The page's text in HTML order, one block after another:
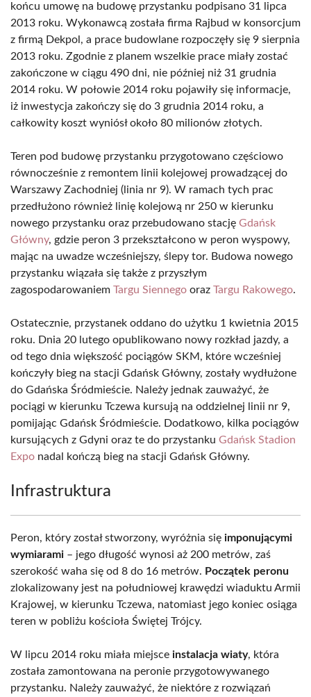
końcu umowę na budowę przystanku podpisano 31 lipca
2013 roku. Wykonawcą została firma Rajbud w konsorcjum
z firmą Dekpol, a prace budowlane rozpoczęły się 9 sierpnia
2013 roku. Zgodnie z planem wszelkie prace miały zostać
zakończone w ciągu 490 dni, nie później niż 31 grudnia
2014 roku. W połowie 2014 roku pojawiły się informacje,
iż inwestycja zakończy się do 3 grudnia 2014 roku, a
całkowity koszt wyniósł około 80 milionów złotych.
Teren pod budowę przystanku przygotowano częściowo
równocześnie z remontem linii kolejowej prowadzącej do
Warszawy Zachodniej (linia nr 9). W ramach tych prac
przedłużono również linię kolejową nr 250 w kierunku
nowego przystanku oraz przebudowano stację Gdańsk
Główny, gdzie peron 3 przekształcono w peron wyspowy,
mając na uwadze wcześniejszy, ślepy tor. Budowa nowego
przystanku wiązała się także z przyszłym
zagospodarowaniem Targu Siennego oraz Targu Rakowego.
Ostatecznie, przystanek oddano do użytku 1 kwietnia 2015
roku. Dnia 20 lutego opublikowano nowy rozkład jazdy, a
od tego dnia większość pociągów SKM, które wcześniej
kończyły bieg na stacji Gdańsk Główny, zostały wydłużone
do Gdańska Śródmieście. Należy jednak zauważyć, że
pociągi w kierunku Tczewa kursują na oddzielnej linii nr 9,
pomijając Gdańsk Śródmieście. Dodatkowo, kilka pociągów
kursujących z Gdyni oraz te do przystanku Gdańsk Stadion
Expo nadal kończą bieg na stacji Gdańsk Główny.
Infrastruktura
Peron, który został stworzony, wyróżnia się imponującymi
wymiarami – jego długość wynosi aż 200 metrów, zaś
szerokość waha się od 8 do 16 metrów. Początek peronu
zlokalizowany jest na południowej krawędzi wiaduktu Armii
Krajowej, w kierunku Tczewa, natomiast jego koniec osiąga
teren w pobliżu kościoła Świętej Trójcy.
W lipcu 2014 roku miała miejsce instalacja wiaty, która
została zamontowana na peronie przygotowywanego
przystanku. Należy zauważyć, że niektóre z rozwiązań